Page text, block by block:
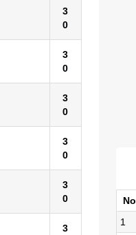
3
0
3
0
3
0
3
0
3
0
3
No
1